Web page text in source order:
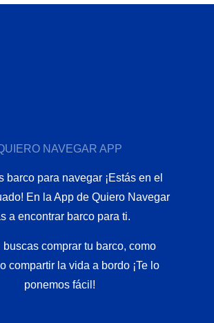
NAVEGAR APP
barco para navegar ¡Estás en el
En la App de Quiero Navegar
a encontrar barco para ti.
buscas comprar tu barco, como
compartir la vida a bordo ¡Te lo
ponemos fácil!